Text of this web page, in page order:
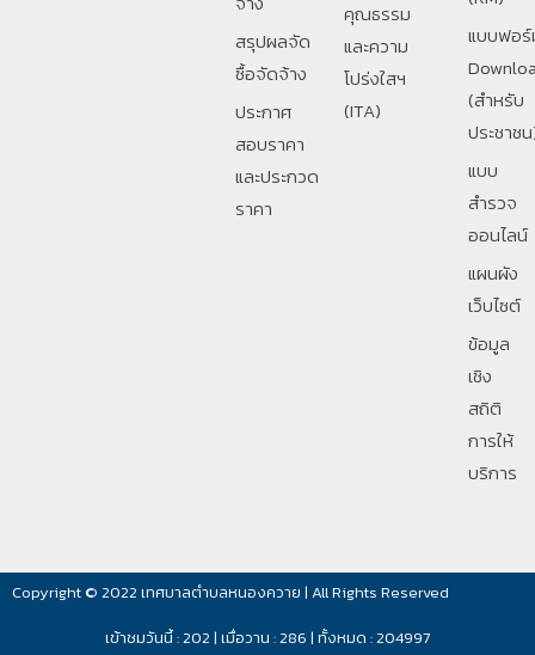
สรุปผลจัด
ซื้อจัดจ้าง
ประกาศ
สอบราคา
และประกวด
ราคา
คุณธรรม
และความ
โปร่งใสฯ
(ITA)
แบบฟอ
(สำหรับ
ประชาช
แบบ
สำรวจ
ออนไลน์
แผนผัง
เว็บไซต์
ข้อมูล
เชิง
สถิติ
การให้
บริการ
Copyright © 2022 เทศบาลตำบลหนองควาย | All Rights Reserved
เข้าชมวันนี้ : 202 | เมื่อวาน : 286 | ทั้งหมด : 204997